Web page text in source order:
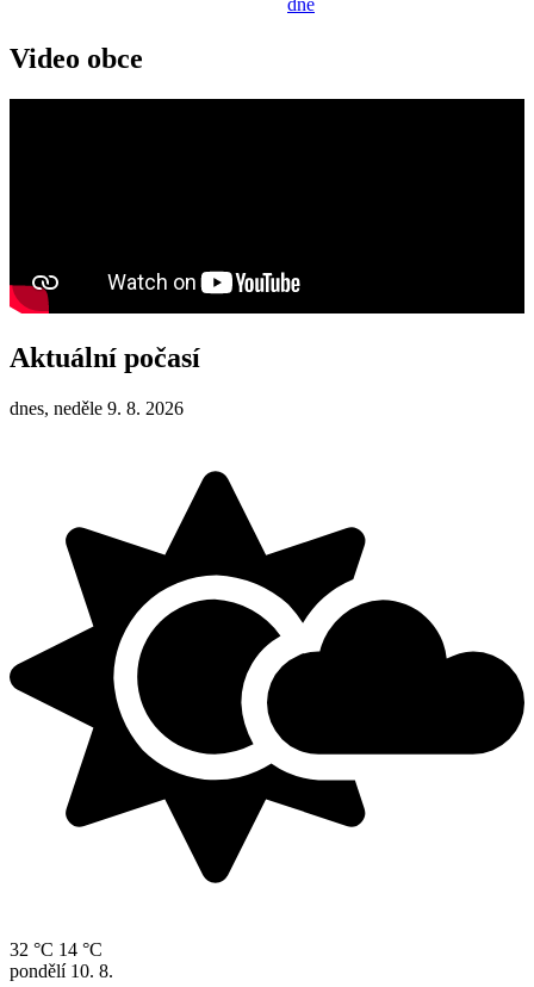
dne
Video obce
Aktuální počasí
dnes, neděle 9. 8. 2026
32 °C 14 °C
pondělí 10. 8.